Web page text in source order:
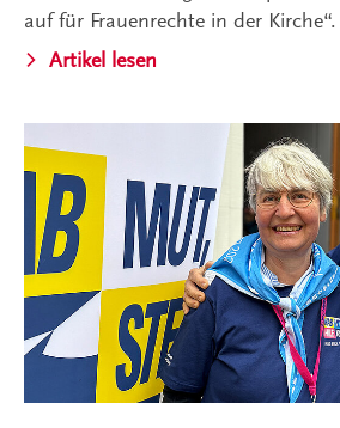
auf für Frauenrechte in der Kirche“.
Artikel lesen